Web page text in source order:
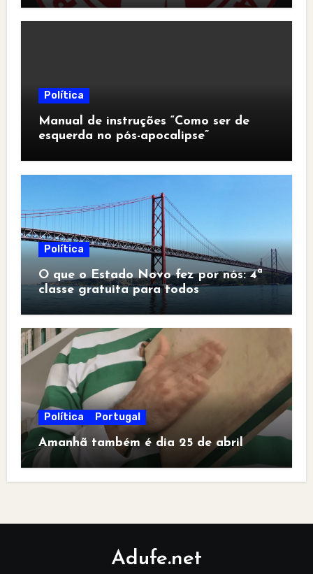
Política
Manual de instruções “Como ser de
esquerda no pós-apocalipse”
Política
O que o Estado Novo fez por nós: 4ª
classe gratuita para todos
Política Portugal
Amanhã também é dia 25 de abril
Adufe.net